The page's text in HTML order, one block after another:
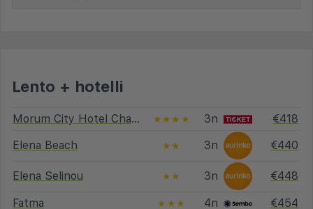
Lento + hotelli
Morum City Hotel Chania ★★★★ 3n
€418
Elena Beach
★★ 3n €440
Elena Selinou ★★ 3n €448
Fatma ★★★ 4n
€454